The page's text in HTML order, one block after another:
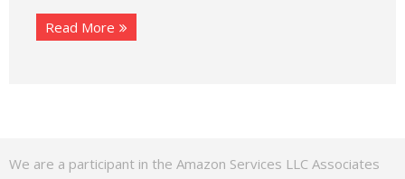
Read More
We are a participant in the Amazon Services LLC Associates